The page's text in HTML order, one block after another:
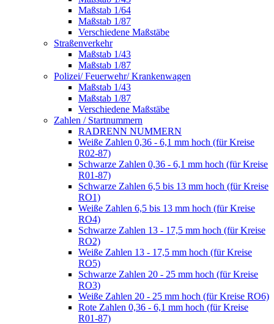
Maßstab 1/64
Maßstab 1/87
Verschiedene Maßstäbe
Straßenverkehr
Maßstab 1/43
Maßstab 1/87
Polizei/ Feuerwehr/ Krankenwagen
Maßstab 1/43
Maßstab 1/87
Verschiedene Maßstäbe
Zahlen / Startnummern
RADRENN NUMMERN
Weiße Zahlen 0,36 - 6,1 mm hoch (für Kreise
R02-87)
Schwarze Zahlen 0,36 - 6,1 mm hoch (für Kreise
R01-87)
Schwarze Zahlen 6,5 bis 13 mm hoch (für Kreise
RO1)
Weiße Zahlen 6,5 bis 13 mm hoch (für Kreise
RO4)
Schwarze Zahlen 13 - 17,5 mm hoch (für Kreise
RO2)
Weiße Zahlen 13 - 17,5 mm hoch (für Kreise
RO5)
Schwarze Zahlen 20 - 25 mm hoch (für Kreise
RO3)
Weiße Zahlen 20 - 25 mm hoch (für Kreise RO6)
Rote Zahlen 0,36 - 6,1 mm hoch (für Kreise
R01-87)